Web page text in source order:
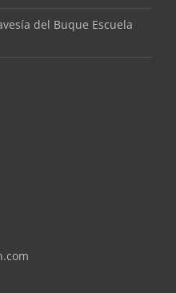
del Buque Escuela